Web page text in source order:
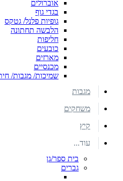
אוברולים
בגדי גוף
גופיות פלנל/ גטקס
הלבשה תחתונה
חליפות
כובעים
מארזים
מכנסיים
שמיכות/ מגבות/
מגבות
משחקים
קיץ
עוד...
בית ספר/גן
גברים